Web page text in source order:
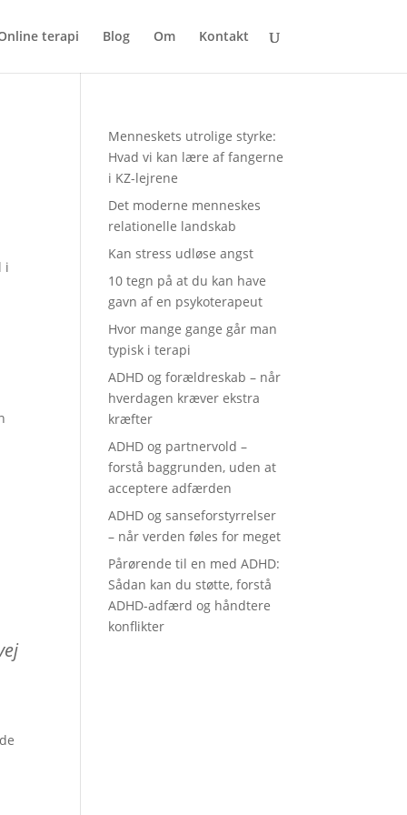
terapi Blog Om Kontakt
i
Menneskets utrolige styrke:
Hvad vi kan lære af fangerne
i KZ-lejrene
Det moderne menneskes
relationelle landskab
Kan stress udløse angst
10 tegn på at du kan have
gavn af en psykoterapeut
Hvor mange gange går man
typisk i terapi
ADHD og forældreskab – når
hverdagen kræver ekstra
kræfter
ADHD og partnervold –
forstå baggrunden, uden at
acceptere adfærden
ADHD og sanseforstyrrelser
– når verden føles for meget
Pårørende til en med ADHD:
Sådan kan du støtte, forstå
ADHD-adfærd og håndtere
konflikter